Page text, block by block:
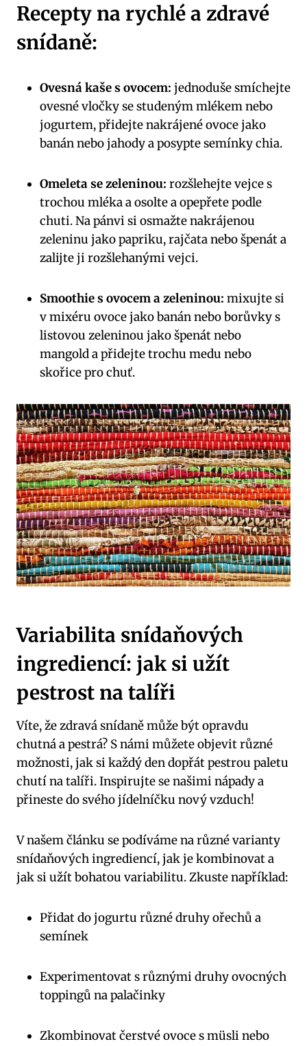
Recepty na rychlé a zdravé
snídaně:
Ovesná kaše s ovocem: jednoduše smíchejte
ovesné vločky se studeným mlékem nebo
jogurtem, přidejte nakrájené ovoce jako
banán nebo jahody a posypte semínky chia.
Omeleta se zeleninou: rozšlehejte vejce s
trochou mléka a osolte a opepřete podle
chuti. Na pánvi si osmažte nakrájenou
zeleninu jako papriku, rajčata nebo špenát a
zalijte ji rozšlehanými vejci.
Smoothie s ovocem a zeleninou: mixujte si
v mixéru ovoce jako banán nebo borůvky s
listovou zeleninou jako špenát nebo
mangold a přidejte trochu medu nebo
skořice pro chuť.
Variabilita snídaňových
ingrediencí: jak si užít
pestrost na talíři
Víte, že zdravá snídaně může být opravdu
chutná a pestrá? S námi můžete objevit různé
možnosti, jak si každý den dopřát pestrou paletu
chutí na talíři. Inspirujte se našimi nápady a
přineste do svého jídelníčku nový vzduch!
V našem článku se podíváme na různé varianty
snídaňových ingrediencí, jak je kombinovat a
jak si užít bohatou variabilitu. Zkuste například:
Přidat do jogurtu různé druhy ořechů a
semínek
Experimentovat s různými druhy ovocných
toppingů na palačinky
Zkombinovat čerstvé ovoce s müsli nebo